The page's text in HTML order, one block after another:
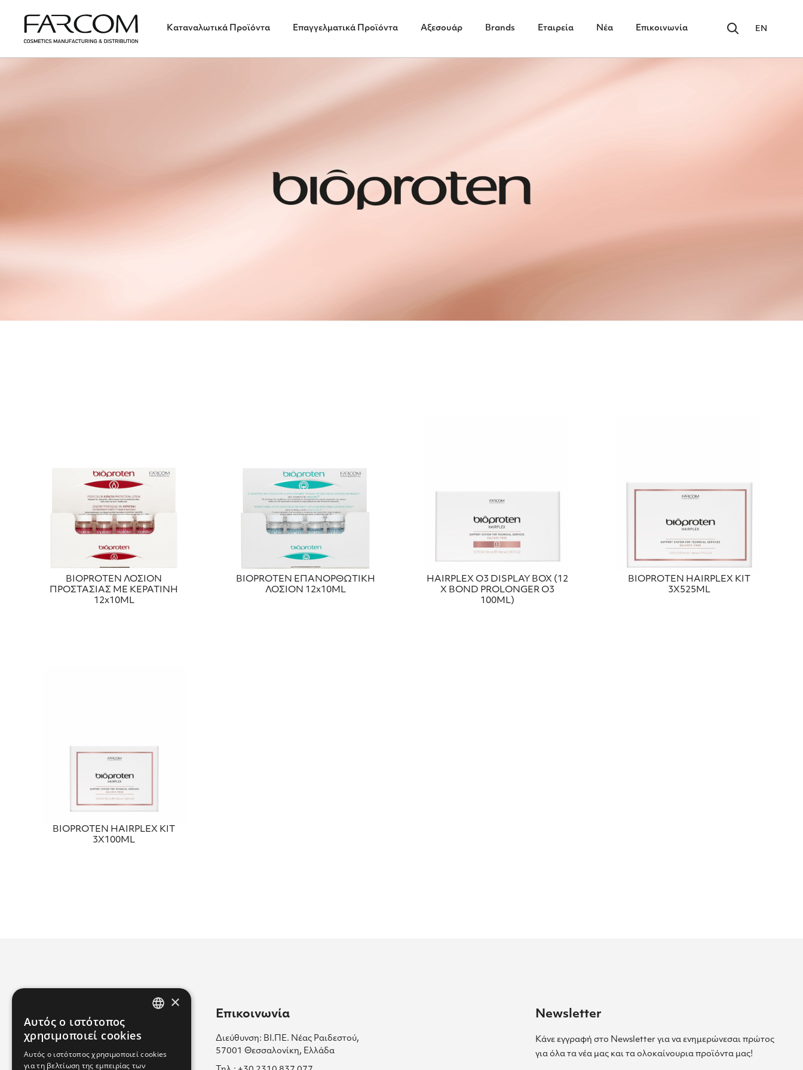
Καταναλωτικά Προϊόντα Επαγγελματικά Προϊόντα Αξεσουάρ Brands Εταιρεία Νέα Επικοινωνία EN
BIOPROTEN ΛΟΣΙΟΝ
ΠΡΟΣΤΑΣΙΑΣ ΜΕ ΚΕΡΑΤΙΝΗ
12x10ML
BIOPROTEN ΕΠΑΝΟΡΘΩΤΙΚΗ
ΛΟΣΙΟΝ 12x10ML
HAIRPLEX O3 DISPLAY BOX (12
X BOND PROLONGER O3
100ML)
BIOPROTEN HAIRPLEX KIT
3X525ML
BIOPROTEN HAIRPLEX KIT
3X100ML
Χρήσιμοι Σύνδεσμοι
Επικοινωνία
Πολιτική Cookies
Επικοινωνία
Διεύθυνση: ΒΙ.ΠΕ. Νέας Ραιδεστού,
57001 Θεσσαλονίκη, Ελλάδα
Newsletter
Κάνε εγγραφή στο Newsletter για να ενημερώνεσαι πρώτος
για όλα τα νέα μας και τα ολοκαίνουρια προϊόντα μας!
×
Αυτός ο ιστότοπος
χρησιμοποιεί cookies
Αυτός ο ιστότοπος χρησιμοποιεί cookies
για τη βελτίωση της εμπειρίας των